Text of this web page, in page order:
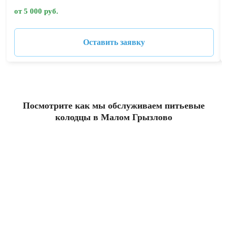
от 5 000 руб.
Оставить заявку
Посмотрите как мы обслуживаем питьевые
колодцы в Малом Грызлово